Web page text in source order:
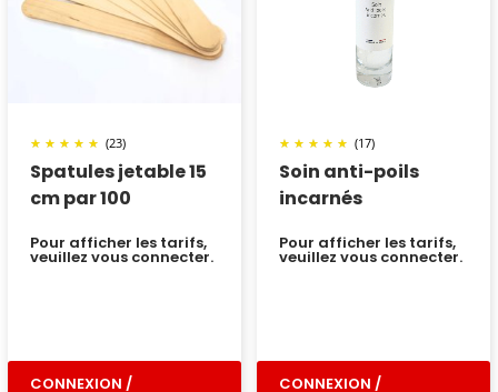
Spatules jetable 15
cm par 100
(23)
Pour afficher les tarifs,
veuillez vous connecter.
CONNEXION /
Soin anti-poils
incarnés
(17)
Pour afficher les tarifs,
veuillez vous connecter.
CONNEXION /